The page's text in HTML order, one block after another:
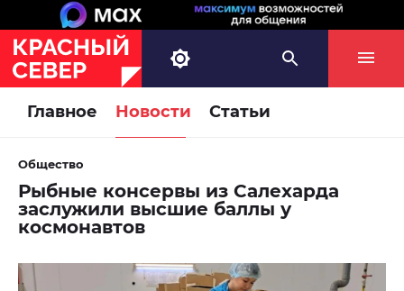
Главное Новости Статьи
Общество
Рыбные консервы из Салехарда
заслужили высшие баллы у
космонавтов